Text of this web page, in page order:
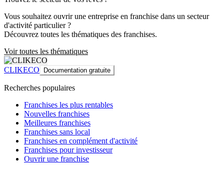
Vous souhaitez ouvrir une entreprise en franchise dans un secteur
d'activité particulier ?
Découvrez toutes les thématiques des franchises.
Voir toutes les thématiques
CLIKECO Documentation gratuite
Recherches populaires
Franchises les plus rentables
Nouvelles franchises
Meilleures franchises
Franchises sans local
Franchises en complément d'activité
Franchises pour investisseur
Ouvrir une franchise